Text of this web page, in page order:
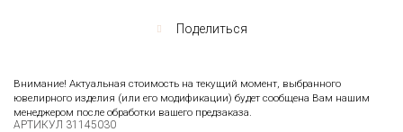
Поделиться
АРТИКУЛ 31145030
Внимание! Актуальная стоимость на текущий момент, выбранного
ювелирного изделия (или его модификации) будет сообщена Вам нашим
менеджером после обработки вашего предзаказа.